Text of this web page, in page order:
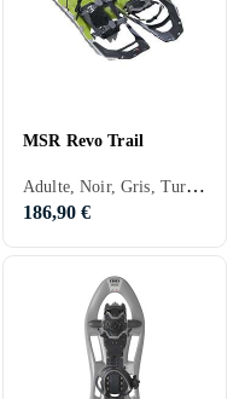
MSR Revo Trail
Adulte, Noir, Gris, Turkos, Bleu, Vert, Violet
186,90 €